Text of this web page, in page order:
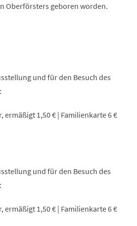
Oberförsters geboren worden.
und für den Besuch des
ermäßigt 1,50 € | Familienkarte 6 €
und für den Besuch des
ermäßigt 1,50 € | Familienkarte 6 €